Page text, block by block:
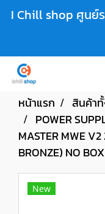
I Chill shop ศูนย์
หน้าแรก สินค้า
POWER
MASTER MWE
BRONZE) NO
New